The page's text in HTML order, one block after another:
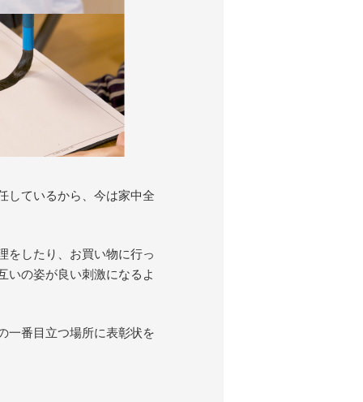
しているから、今は家中全
をしたり、お買い物に行っ
いの姿が良い刺激になるよ
一番目立つ場所に表彰状を